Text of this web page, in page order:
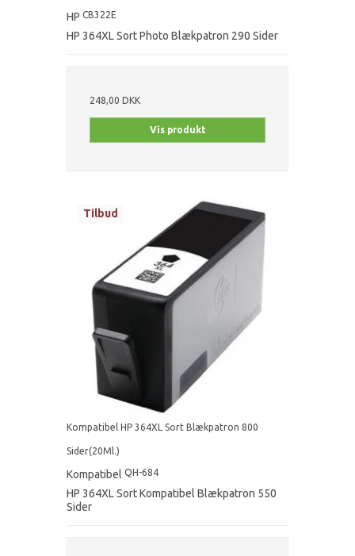
HP CB322E
HP 364XL Sort Photo Blækpatron 290 Sider
248,00 DKK
Vis produkt
Tilbud
Kompatibel HP 364XL Sort Blækpatron 800
Sider(20Ml.)
Kompatibel QH-684
HP 364XL Sort Kompatibel Blækpatron 550
Sider